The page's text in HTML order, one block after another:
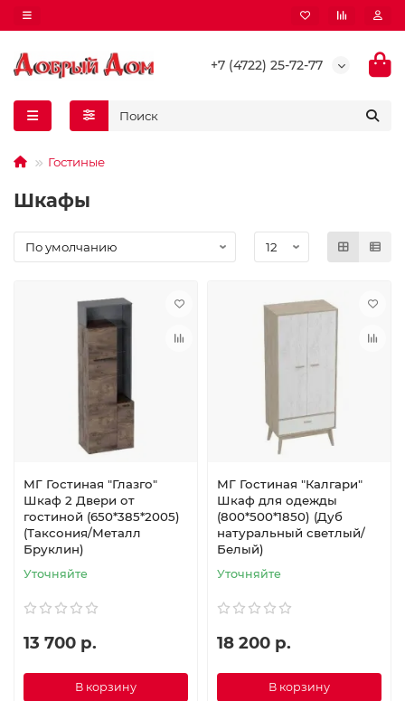
+7 (4722) 25-72-77
Гостиные
Шкафы
МГ Гостиная "Глазго"
Шкаф 2 Двери от
гостиной (650*385*2005)
(Таксония/Металл
Бруклин)
Уточняйте
13 700 р.
В корзину
МГ Гостиная "Калгари"
Шкаф для одежды
(800*500*1850) (Дуб
натуральный светлый/
Белый)
Уточняйте
18 200 р.
В корзину